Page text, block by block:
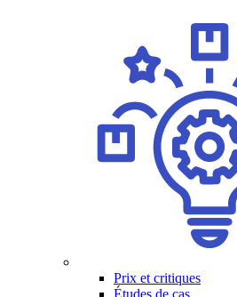
Prix et critiques
Études de cas